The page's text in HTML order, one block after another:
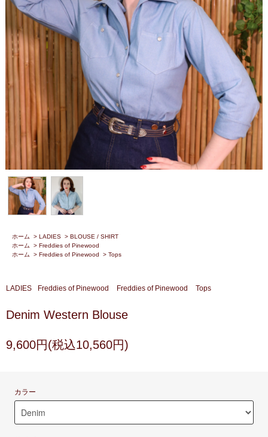
ホーム > LADIES > BLOUSE / SHIRT
ホーム
> Freddies of Pinewood
ホーム
> Freddies of Pinewood > Tops
LADIES Freddies of Pinewood Freddies of Pinewood Tops
Denim Western Blouse
9,600円(税込10,560円)
カラー